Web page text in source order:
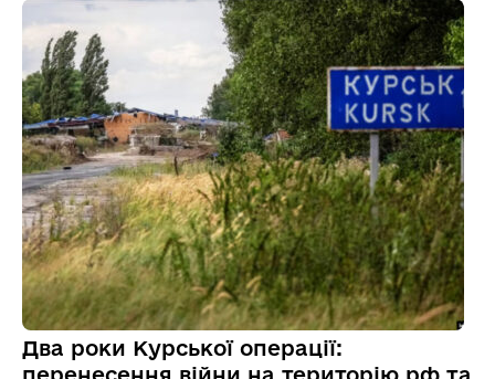
Два роки Курської операції: